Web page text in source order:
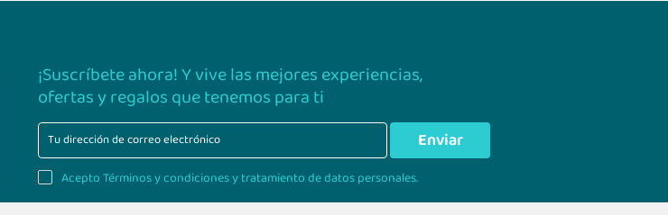
¡Suscríbete ahora! Y vive las mejores experiencias,
ofertas y regalos que tenemos para ti
Enviar
Acepto Términos y condiciones y tratamiento de datos personales.